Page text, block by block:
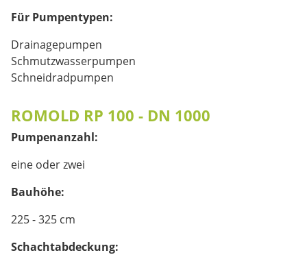
Für Pumpentypen:
Drainagepumpen
Schmutzwasserpumpen
Schneidradpumpen
ROMOLD RP 100 - DN 1000
Pumpenanzahl:
eine oder zwei
Bauhöhe:
225 - 325 cm
Schachtabdeckung: